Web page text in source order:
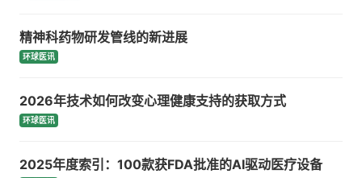
精神科药物研发管线的新进展
环球医讯
2026年技术如何改变心理健康支持的获取方式
环球医讯
2025年度索引：100款获FDA批准的AI驱动医疗设备